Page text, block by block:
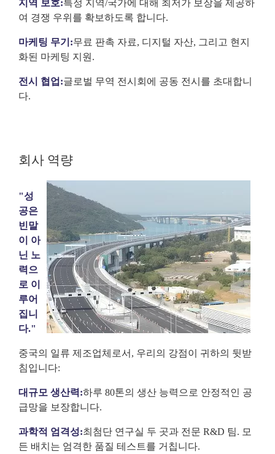
지역 보호:특정 지역/국가에 대해 최저가 보장을 제공하
여 경쟁 우위를 확보하도록 합니다.
마케팅 무기:무료 판촉 자료, 디지털 자산, 그리고 현지
화된 마케팅 지원.
전시 협업:글로벌 무역 전시회에 공동 전시를 초대합니
다.
회사 역량
"성
공은
빈말
이 아
닌 노
력으
로 이
루어
집니
다."
중국의 일류 제조업체로서, 우리의 강점이 귀하의 뒷받
침입니다:
대규모 생산력:하루 80톤의 생산 능력으로 안정적인 공
급망을 보장합니다.
과학적 엄격성:최첨단 연구실 두 곳과 전문 R&D 팀. 모
든 배치는 엄격한 품질 테스트를 거칩니다.